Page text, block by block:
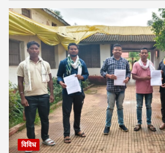
विविध